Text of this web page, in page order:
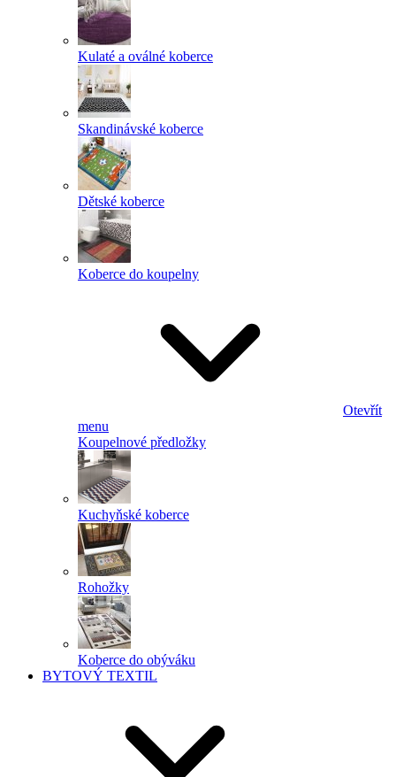
Kulaté a oválné koberce
Skandinávské koberce
Dětské koberce
Koberce do koupelny
Otevřít
menu
Koupelnové předložky
Kuchyňské koberce
Rohožky
Koberce do obýváku
BYTOVÝ TEXTIL